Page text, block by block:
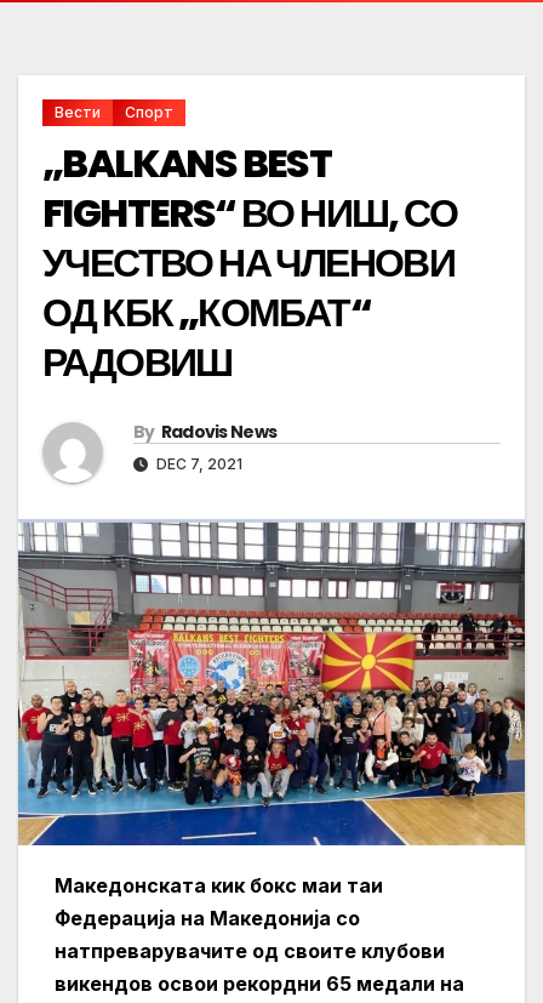
Вести Спорт
„BALKANS BEST
FIGHTERS“ ВО НИШ, СО
УЧЕСТВО НА ЧЛЕНОВИ
ОД КБК „КОМБАТ“
РАДОВИШ
By Radovis News
DEC 7, 2021
Македонската кик бокс маи таи
Федерација на Македонија со
натпреварувачите од своите клубови
викендов освои рекордни 65 медали на